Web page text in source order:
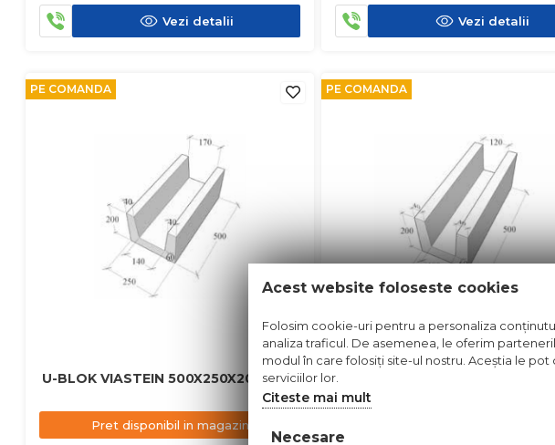
Vezi detalii Vezi detalii
PE COMANDA
U-BLOK VIASTEIN 500X250X200
Pret disponibil in magazin
PE COMANDA
Acest website foloseste cookies
Folosim cookie-uri pentru a personaliza
analiza traficul. De asemenea, le oferim
modul în care folosiți site-ul nostru. Aceștia le
serviciilor lor.
Citeste mai mult
Necesare